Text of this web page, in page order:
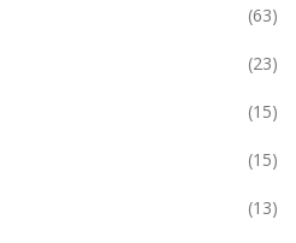
(63)
(23)
(15)
(15)
(13)